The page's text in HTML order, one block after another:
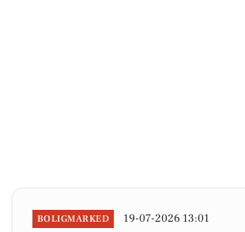
BOLIGMARKED 19-07-2026 13:01